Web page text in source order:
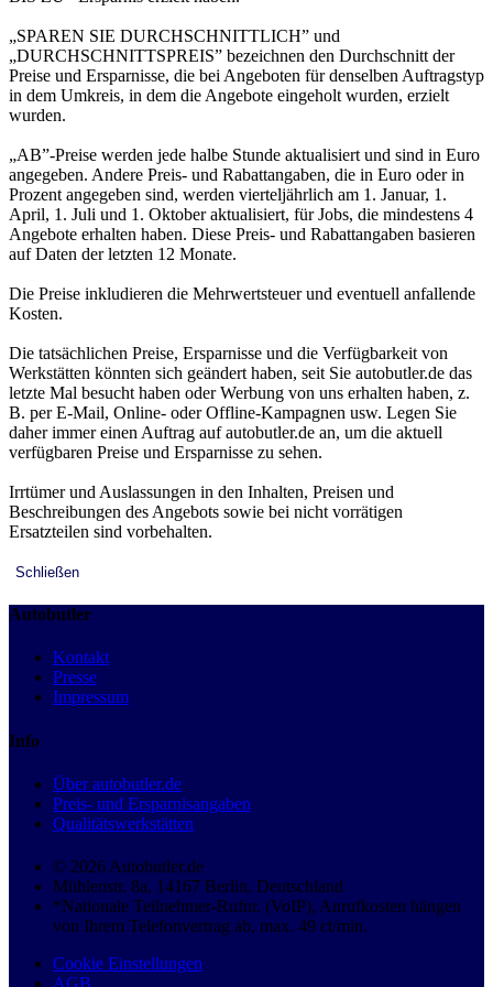
„SPAREN SIE DURCHSCHNITTLICH” und
„DURCHSCHNITTSPREIS” bezeichnen den Durchschnitt der
Preise und Ersparnisse, die bei Angeboten für denselben Auftragstyp
in dem Umkreis, in dem die Angebote eingeholt wurden, erzielt
wurden.
„AB”-Preise werden jede halbe Stunde aktualisiert und sind in Euro
angegeben. Andere Preis- und Rabattangaben, die in Euro oder in
Prozent angegeben sind, werden vierteljährlich am 1. Januar, 1.
April, 1. Juli und 1. Oktober aktualisiert, für Jobs, die mindestens 4
Angebote erhalten haben. Diese Preis- und Rabattangaben basieren
auf Daten der letzten 12 Monate.
Die Preise inkludieren die Mehrwertsteuer und eventuell anfallende
Kosten.
Die tatsächlichen Preise, Ersparnisse und die Verfügbarkeit von
Werkstätten könnten sich geändert haben, seit Sie autobutler.de das
letzte Mal besucht haben oder Werbung von uns erhalten haben, z.
B. per E-Mail, Online- oder Offline-Kampagnen usw. Legen Sie
daher immer einen Auftrag auf autobutler.de an, um die aktuell
verfügbaren Preise und Ersparnisse zu sehen.
Irrtümer und Auslassungen in den Inhalten, Preisen und
Beschreibungen des Angebots sowie bei nicht vorrätigen
Ersatzteilen sind vorbehalten.
Schließen
Autobutler
Kontakt
Presse
Impressum
Info
Über autobutler.de
Preis- und Ersparnisangaben
Qualitätswerkstätten
© 2026 Autobutler.de
Mühlenstr. 8a, 14167 Berlin, Deutschland
*Nationale Teilnehmer-Rufnr. (VoIP), Anrufkosten hängen
von Ihrem Telefonvertrag ab, max. 49 ct/min.
Cookie Einstellungen